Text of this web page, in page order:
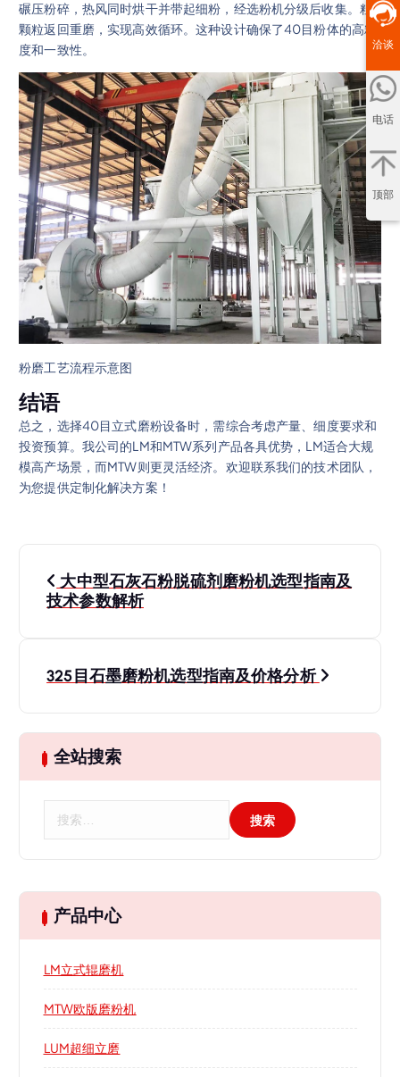
碾压粉碎，热风同时烘干并带起细粉，经选粉机分级后收集。粗
颗粒返回重磨，实现高效循环。这种设计确保了40目粉体的高精
度和一致性。
粉磨工艺流程示意图
结语
总之，选择40目立式磨粉设备时，需综合考虑产量、细度要求和
投资预算。我公司的LM和MTW系列产品各具优势，LM适合大规
模高产场景，而MTW则更灵活经济。欢迎联系我们的技术团队，
为您提供定制化解决方案！
文
章
航
大中型石灰石粉脱硫剂磨粉机选型指南及
技术参数解析
325目石墨磨粉机选型指南及价格分析
全站搜索
产品中心
LM立式辊磨机
MTW欧版磨粉机
LUM超细立磨
洽谈
电话
顶部